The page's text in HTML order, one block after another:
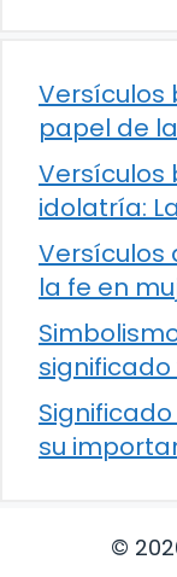
Versículos
papel de
Versículos
idolatría:
Versículos
la fe en
su
©